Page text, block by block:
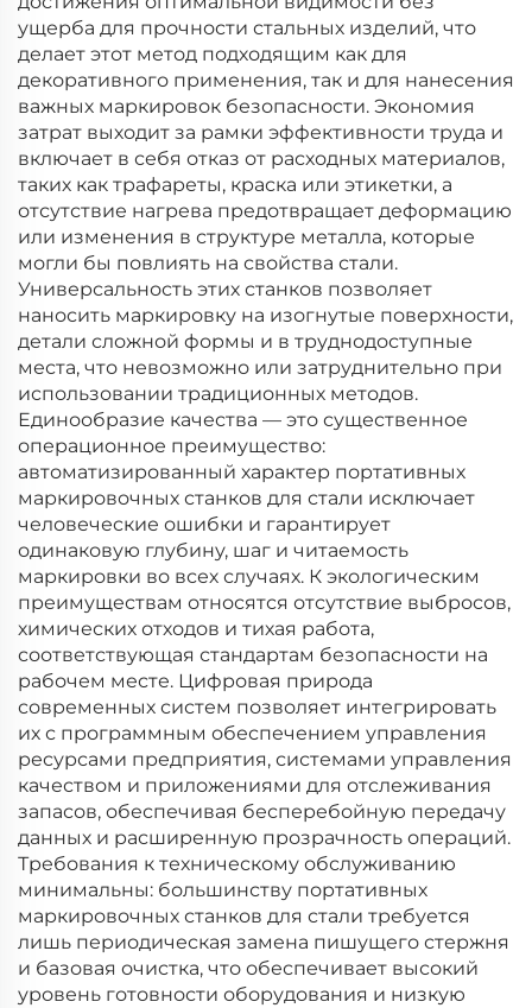
ущерба для прочности стальных изделий, что
делает этот метод подходящим как для
декоративного применения, так и для нанесения
важных маркировок безопасности. Экономия
затрат выходит за рамки эффективности труда и
включает в себя отказ от расходных материалов,
таких как трафареты, краска или этикетки, а
отсутствие нагрева предотвращает деформацию
или изменения в структуре металла, которые
могли бы повлиять на свойства стали.
Универсальность этих станков позволяет
наносить маркировку на изогнутые поверхности,
детали сложной формы и в труднодоступные
места, что невозможно или затруднительно при
использовании традиционных методов.
Единообразие качества — это существенное
операционное преимущество:
автоматизированный характер портативных
маркировочных станков для стали исключает
человеческие ошибки и гарантирует
одинаковую глубину, шаг и читаемость
маркировки во всех случаях. К экологическим
преимуществам относятся отсутствие выбросов,
химических отходов и тихая работа,
соответствующая стандартам безопасности на
рабочем месте. Цифровая природа
современных систем позволяет интегрировать
их с программным обеспечением управления
ресурсами предприятия, системами управления
качеством и приложениями для отслеживания
запасов, обеспечивая бесперебойную передачу
данных и расширенную прозрачность операций.
Требования к техническому обслуживанию
минимальны: большинству портативных
маркировочных станков для стали требуется
лишь периодическая замена пишущего стержня
и базовая очистка, что обеспечивает высокий
уровень готовности оборудования и низкую